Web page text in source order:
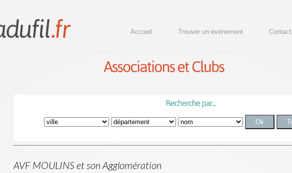
Accueil Trouver un événement Contact
AVF MOULINS et son Agglomération